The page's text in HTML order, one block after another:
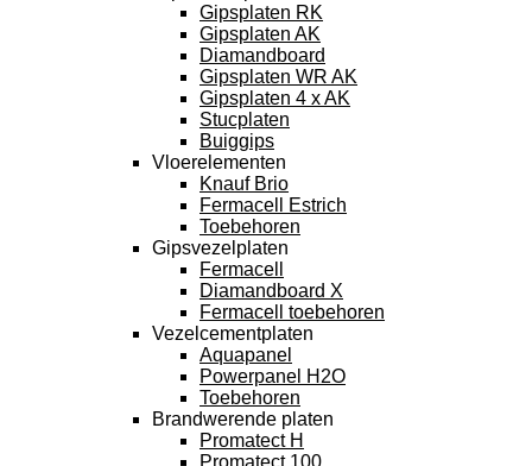
Gipsplaten RK
Gipsplaten AK
Diamandboard
Gipsplaten WR AK
Gipsplaten 4 x AK
Stucplaten
Buiggips
Vloerelementen
Knauf Brio
Fermacell Estrich
Toebehoren
Gipsvezelplaten
Fermacell
Diamandboard X
Fermacell toebehoren
Vezelcementplaten
Aquapanel
Powerpanel H2O
Toebehoren
Brandwerende platen
Promatect H